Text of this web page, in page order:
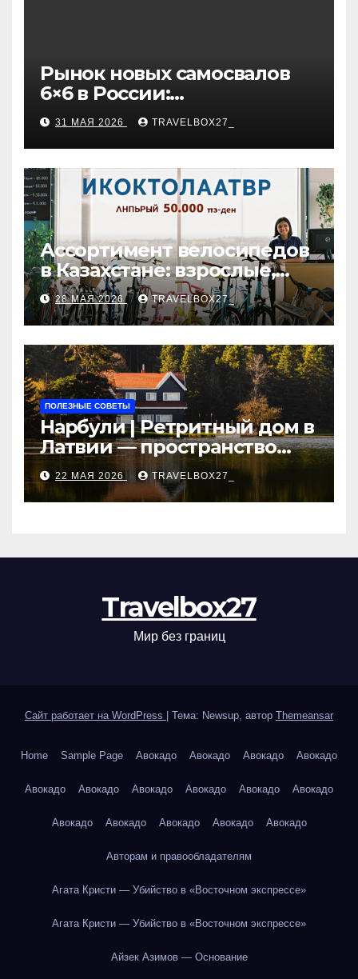
Рынок новых самосвалов
6×6 в России:
характеристики и цены
31 МАЯ 2026 TRAVELBOX27_
Ассортимент велосипедов
в Казахстане: взрослые,
детские и городские
модели, ценовые
категории и варианты
рассрочки
28 МАЯ 2026 TRAVELBOX27_
ПОЛЕЗНЫЕ СОВЕТЫ
Нарбули | Ретритный дом в
Латвии — пространство
для саморазвития и
восстановления
22 МАЯ 2026 TRAVELBOX27_
Travelbox27
Мир без границ
Сайт работает на WordPress Тема: Newsup, автор Themeansar
Home Sample Page Авокадо Авокадо Авокадо Авокадо
Авокадо Авокадо Авокадо Авокадо Авокадо Авокадо
Авокадо Авокадо Авокадо Авокадо Авокадо
Авторам и правообладателям
Агата Кристи — Убийство в «Восточном экспрессе»
Агата Кристи — Убийство в «Восточном экспрессе»
Айзек Азимов — Основание